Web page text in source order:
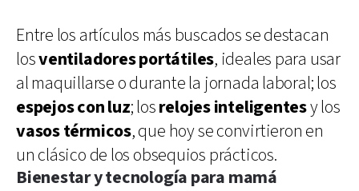
Entre los artículos más buscados se destacan
losventiladores portátiles, ideales para usar
al maquillarse o durante la jornada laboral; los
espejos con luz; losrelojes inteligentesy los
vasos térmicos, que hoy se convirtieron en
un clásico de los obsequios prácticos.
Bienestar y tecnología para mamá